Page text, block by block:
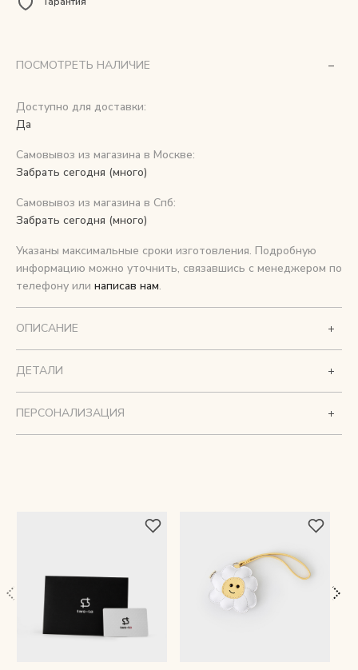
Условия
+ 7 (812) 748-24-46
ПОСМОТРЕТЬ НАЛИЧИЕ
Доступно для доставки:
Да
Самовывоз из магазина в Москве:
Забрать сегодня (много)
Самовывоз из магазина в Спб:
Забрать сегодня (много)
Указаны максимальные сроки изготовления. Подробную
информацию можно уточнить, связавшись с менеджером по
телефону или написав нам.
ОПИСАНИЕ
ДЕТАЛИ
ПЕРСОНАЛИЗАЦИЯ